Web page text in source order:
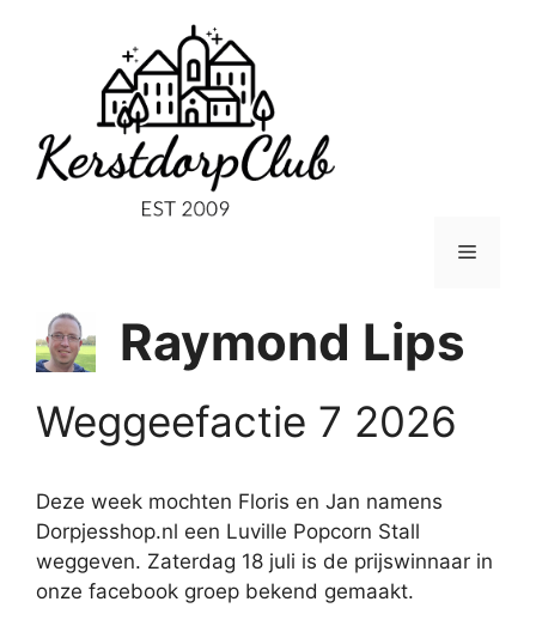
Menu
Raymond Lips
Weggeefactie 7 2026
Deze week mochten Floris en Jan namens
Dorpjesshop.nl een Luville Popcorn Stall
weggeven. Zaterdag 18 juli is de prijswinnaar in
onze facebook groep bekend gemaakt.